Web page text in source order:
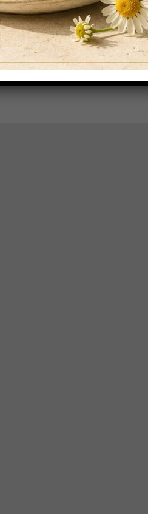
o compila il nostroform.
Darmar: distributore nazionale